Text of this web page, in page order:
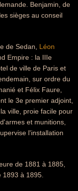
Benjamin, de
sièges au conseil
de Sedan, Léon
Empire : la IIIe
de ville de Paris et
sur ordre du
et Félix Faure,
le 3e premier adjoint,
ville, proie facile pour
et munitions,
l'installation
de 1881 à 1885,
à 1895.